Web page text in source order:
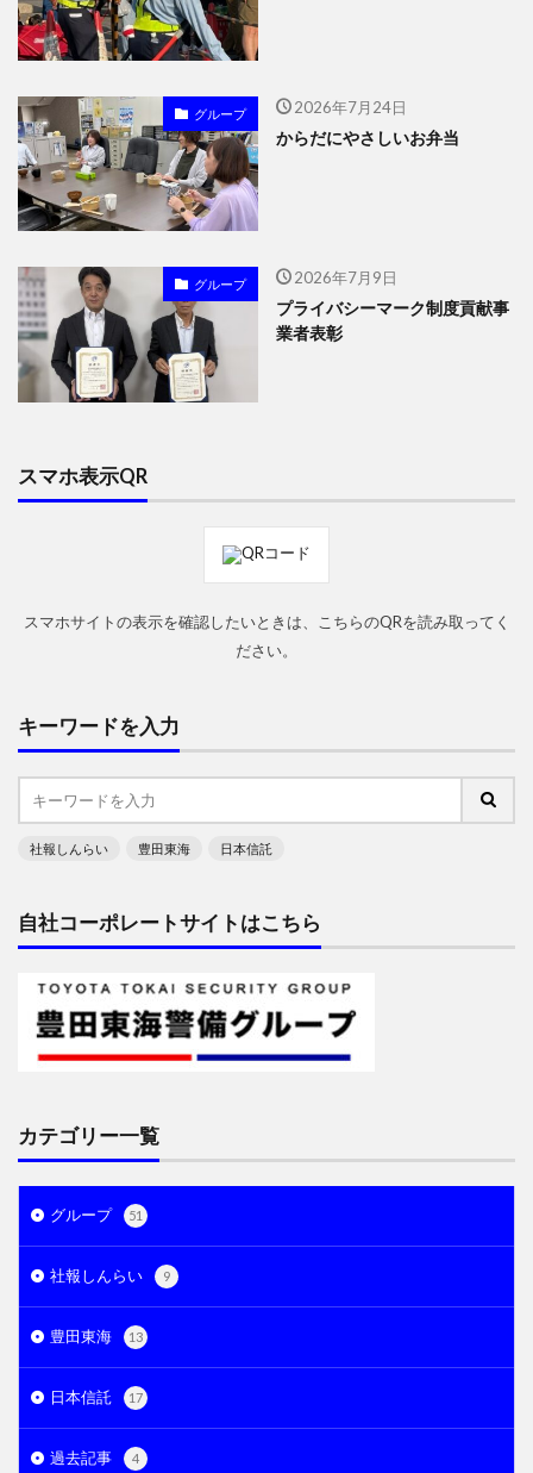
グループ 2026年7月24日
からだにやさしいお弁当
グループ 2026年7月9日
プライバシーマーク制度貢献事
業者表彰
スマホ表示QR
スマホサイトの表示を確認したいときは、こちらのQRを読み取ってく
ださい。
キーワードを入力
社報しんらい 豊田東海 日本信託
自社コーポレートサイトはこちら
カテゴリー一覧
グループ 51
社報しんらい 9
豊田東海 13
日本信託 17
過去記事 4